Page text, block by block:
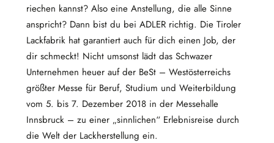
riechen kannst? Also eine Anstellung, die alle Sinne
anspricht? Dann bist du bei ADLER richtig. Die Tiroler
Lackfabrik hat garantiert auch für dich einen Job, der
dir schmeckt! Nicht umsonst lädt das Schwazer
Unternehmen heuer auf der BeSt – Westösterreichs
größter Messe für Beruf, Studium und Weiterbildung
vom 5. bis 7. Dezember 2018 in der Messehalle
Innsbruck – zu einer „sinnlichen“ Erlebnisreise durch
die Welt der Lackherstellung ein.